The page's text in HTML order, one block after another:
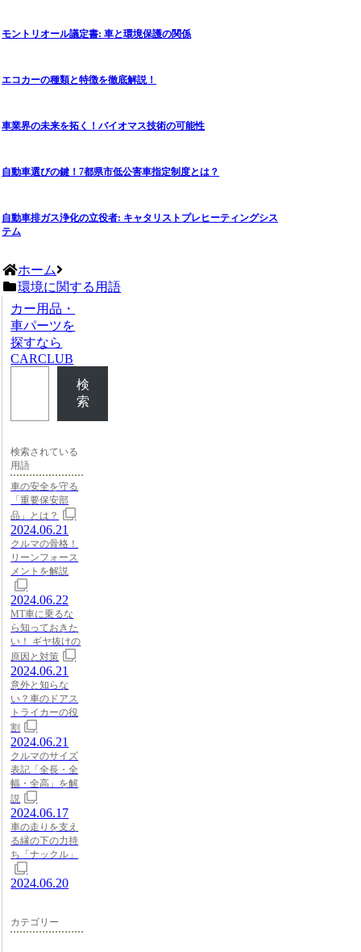
モントリオール議定書: 車と環境保護の関係
エコカーの種類と特徴を徹底解説！
車業界の未来を拓く！バイオマス技術の可能性
自動車選びの鍵！7都県市低公害車指定制度とは？
自動車排ガス浄化の立役者: キャタリストプレヒーティングシス
テム
ホーム
環境に関する用語
カー用品・
車パーツを
探すなら
CARCLUB
検
索
検索されている
用語
車の安全を守る
「重要保安部
品」とは？
2024.06.21
クルマの骨格！
リーンフォース
メントを解説
2024.06.22
MT車に乗るな
ら知っておきた
い！ ギヤ抜けの
原因と対策
2024.06.21
意外と知らな
い？車のドアス
トライカーの役
割
2024.06.21
クルマのサイズ
表記「全長・全
幅・全高」を解
説
2024.06.17
車の走りを支え
る縁の下の力持
ち「ナックル」
2024.06.20
カテゴリー